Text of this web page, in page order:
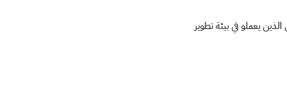
يعملو في بيئة تطوير